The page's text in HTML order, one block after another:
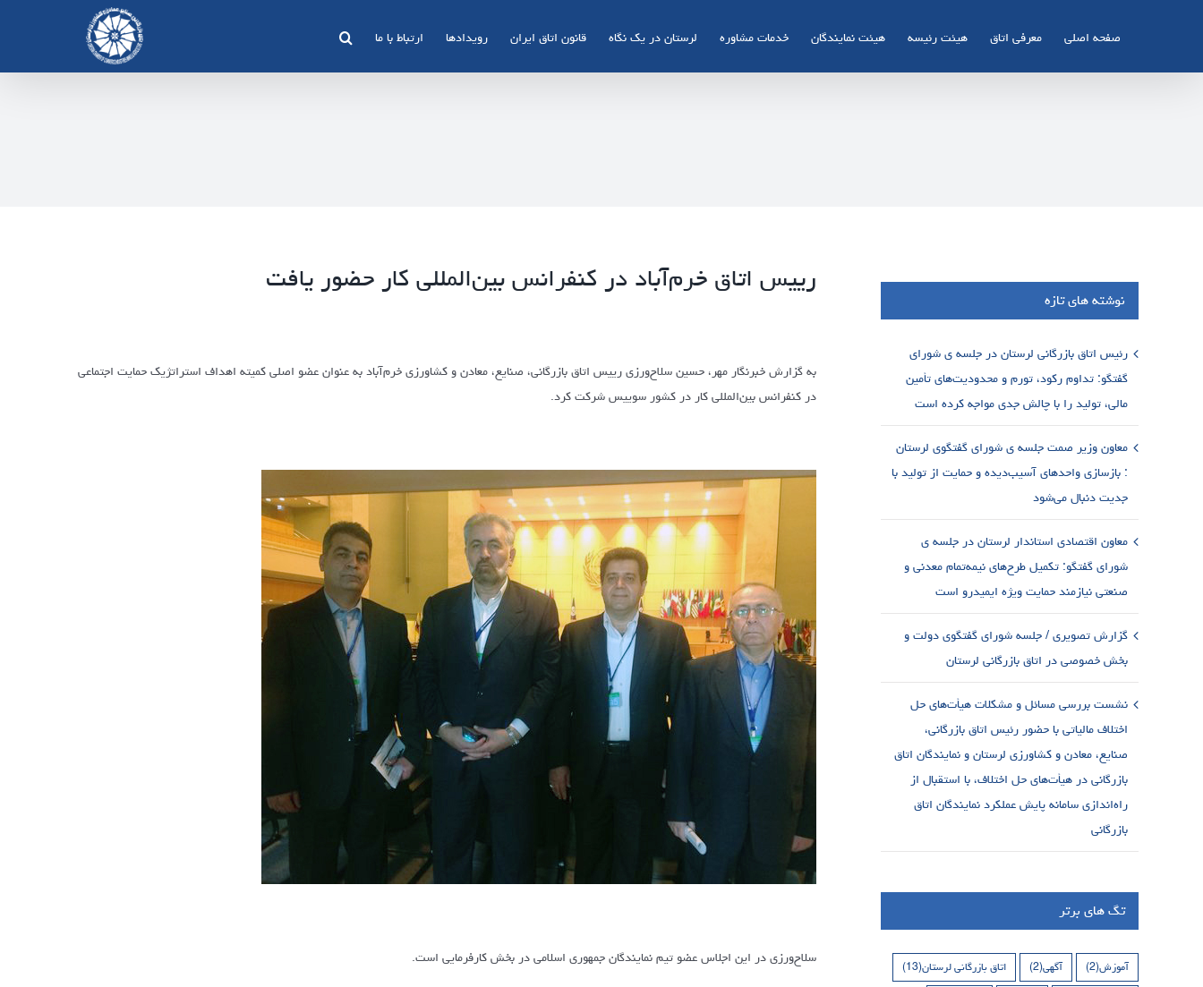
صفحه اصلی معرفی اتاق هیئت رئیسه هیئت نمایندگان خدمات مشاوره لرستان در یک نگاه قانون اتاق ایران رویدادها ارتباط با ما
رییس اتاق خرم‌آباد در کنفرانس بین‌المللی کار حضور یافت
به گزارش خبرنگار مهر، حسین سلاح‌ورزی رییس اتاق بازرگانی، صنایع، معادن و کشاورزی خرم‌آباد به عنوان عضو اصلی کمیته اهداف استراتژیک حمایت اجتماعی
در کنفرانس بین‌المللی کار در کشور سوییس شرکت کرد.
سلاح‌ورزی در این اجلاس عضو تیم نمایندگان جمهوری اسلامی در بخش کارفرمایی است.
نوشته های تازه
رئیس اتاق بازرگانی لرستان در جلسه ی شورای
گفتگو: تداوم رکود، تورم و محدودیت‌های تأمین
مالی، تولید را با چالش جدی مواجه کرده است
معاون وزیر صمت جلسه ی شورای گفتگوی لرستان
: بازسازی واحدهای آسیب‌دیده و حمایت از تولید با
جدیت دنبال می‌شود
معاون اقتصادی استاندار لرستان در جلسه ی
شورای گفتگو: تکمیل طرح‌های نیمه‌تمام معدنی و
صنعتی نیازمند حمایت ویژه ایمیدرو است
گزارش تصویری / جلسه شورای گفتگوی دولت و
بخش خصوصی در اتاق بازرگانی لرستان
نشست بررسی مسائل و مشکلات هیأت‌های حل
اختلاف مالیاتی با حضور رئیس اتاق بازرگانی،
صنایع، معادن و کشاورزی لرستان و نمایندگان اتاق
بازرگانی در هیأت‌های حل اختلاف، با استقبال از
راه‌اندازی سامانه پایش عملکرد نمایندگان اتاق
بازرگانی
تگ های برتر
آموزش(2) آگهی(2) اتاق بازرگانی لرستان(13)